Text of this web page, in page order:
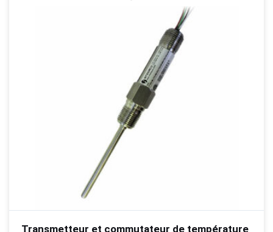
Transmetteur et commutateur de température